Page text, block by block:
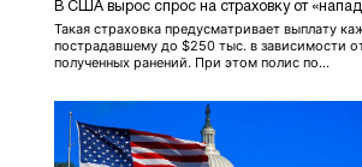
В США вырос спрос на страховку от
Такая страховка предусматривает выплату
пострадавшему до $250 тыс. в зависимости
полученных ранений. При этом полис по...